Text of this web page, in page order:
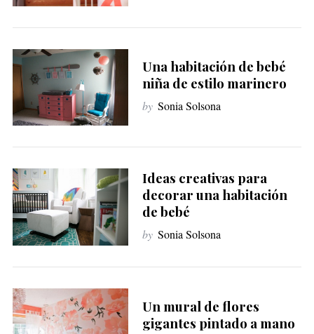
Una habitación de bebé
niña de estilo marinero
by Sonia Solsona
Ideas creativas para
decorar una habitación
de bebé
by Sonia Solsona
Un mural de flores
gigantes pintado a mano
S
e
h